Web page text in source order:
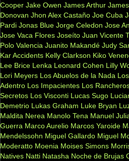
Cooper Jake Owen James Arthur
Donovan Jhon Alex Castaño Joe Cuba
Pardi Jonas Blue Jorge Celedon Jose
Jose Vaca Flores Joseíto Juan Vicente
Polo Valencia Juanito Makandé Judy
Kar Accidents Kelly Clarkson Kiko
Lee Brice Lenka Leonard Cohen Lilly
Lori Meyers Los Abuelos de la Nada
Adentro Los Impacientes Los
Secretos Los Visconti Lucas Sugo
Demetrio Lukas Graham Luke Bryan
Maldita Nerea Manolo Tena Manuel
Guerra Marco Aurelio Marcos Yaroide
Mendelssohn Miguel Gallardo Miguel
Moderatto Moenia Moises Simons
Natives Natti Natasha Noche de Brujas